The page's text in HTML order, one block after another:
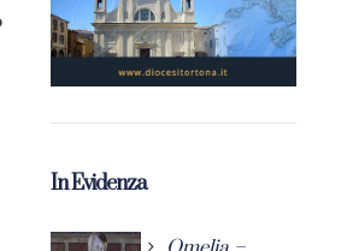
non abbia importanza,
In Evidenza